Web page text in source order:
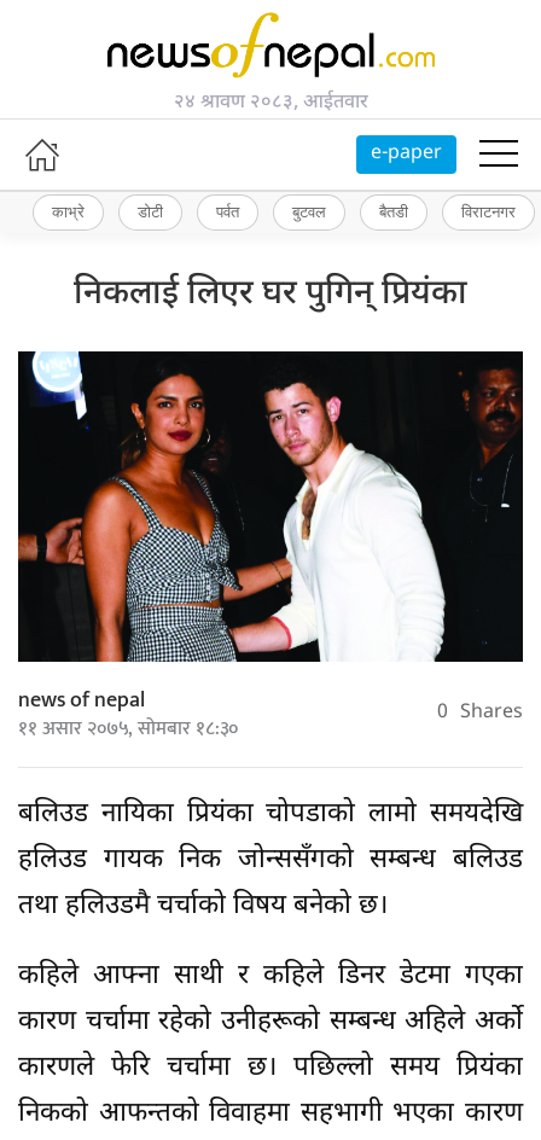
२४ श्रावण २०८३, आईतवार
e-paper
काभ्रे डोटी पर्वत बुटवल बैतडी विराटनगर
निकलाई लिएर घर पुगिन् प्रियंका
news of nepal
११ असार २०७५, सोमबार १८:३० 0 Shares
बलिउड नायिका प्रियंका चोपडाको लामो समयदेखि
हलिउड गायक निक जोन्ससँगको सम्बन्ध बलिउड
तथा हलिउडमै चर्चाको विषय बनेको छ।
कहिले आफ्ना साथी र कहिले डिनर डेटमा गएका
कारण चर्चामा रहेको उनीहरूको सम्बन्ध अहिले अर्को
कारणले फेरि चर्चामा छ। पछिल्लो समय प्रियंका
निकको आफन्तको विवाहमा सहभागी भएका कारण